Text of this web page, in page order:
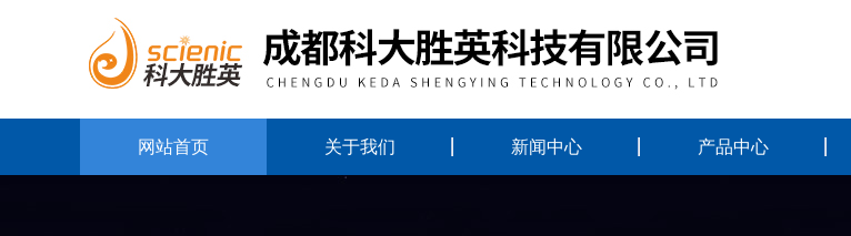
网站首页 关于我们 新闻中心 产品中心